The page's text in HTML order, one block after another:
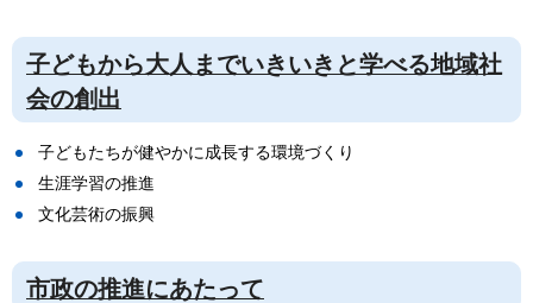
子どもから大人までいきいきと学べる地域社
会の創出
子どもたちが健やかに成長する環境づくり
生涯学習の推進
文化芸術の振興
市政の推進にあたって